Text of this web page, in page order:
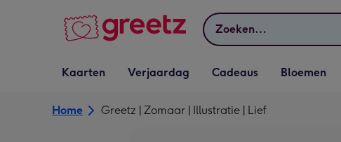
Zoeken
Vervolgkeuzelijst
Kaarten openen
Kaarten
Vervolgkeuzelijst
Verjaardag openen
Verjaardag
Vervolgkeuzelijst
Cadeaus openen
Cadeaus
Vervolgkeuzelijst
Bloemen openen
Bloemen
Home Greetz | Zomaar | Illustratie | Lief